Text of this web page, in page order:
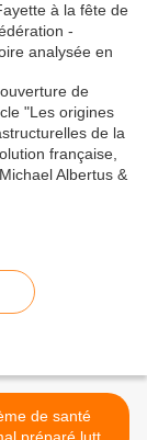
de santé